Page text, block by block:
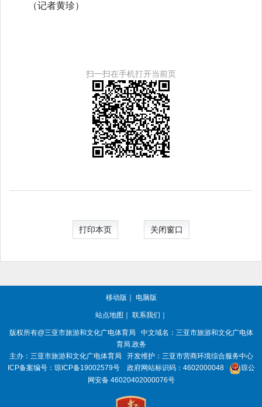
（记者黄珍）
扫一扫在手机打开当前页
打印本页 关闭窗口
移动版 电脑版
站点地图 联系我们
版权所有@三亚市旅游和文化广电体育局
中文域名：三亚市旅游和文化广电体
育局.政务
主办：三亚市旅游和文化广电体育局
开发维护：三亚市营商环境综合服务中心
ICP备案编号： 琼ICP备19002579号 政府网站标识码： 4602000048
琼公
网安备 46020402000076号